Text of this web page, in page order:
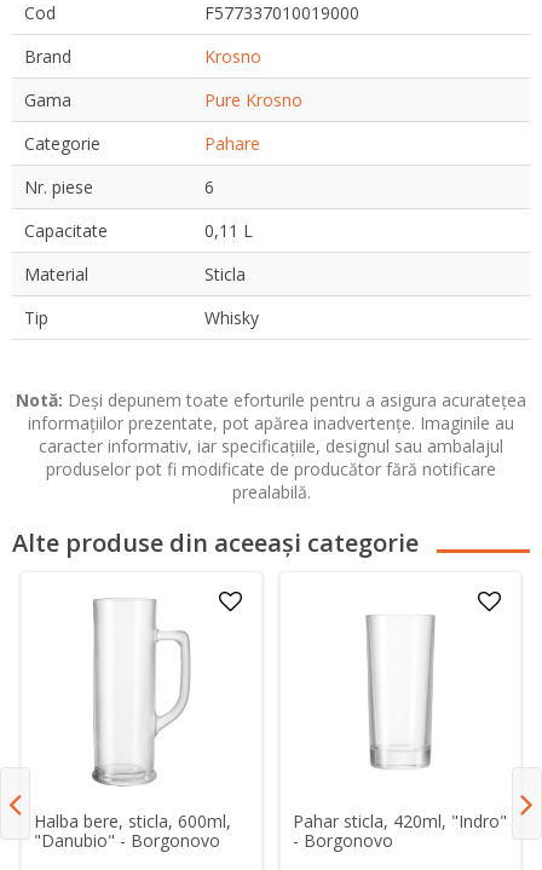
Cod
F577337010019000
Brand
Krosno
Gama
Pure Krosno
Categorie
Pahare
Nr. piese
6
Capacitate
0,11 L
Material
Sticla
Tip
Whisky
Notă: Deși depunem toate eforturile pentru a asigura acuratețea
informațiilor prezentate, pot apărea inadvertențe. Imaginile au
caracter informativ, iar specificațiile, designul sau ambalajul
produselor pot fi modificate de producător fără notificare
prealabilă.
Alte produse din aceeași categorie
Halba bere, sticla, 600ml,
"Danubio" - Borgonovo
Pahar sticla, 420ml, "Indro"
- Borgonovo